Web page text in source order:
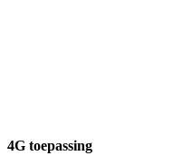
4G toepassing